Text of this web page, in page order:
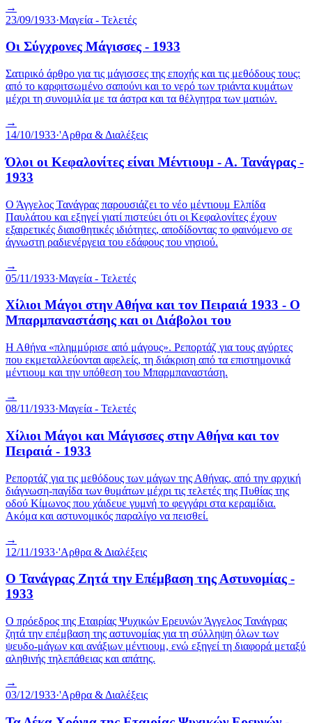
→
23/09/1933·Μαγεία - Τελετές
Οι Σύγχρονες Μάγισσες - 1933
Σατιρικό άρθρο για τις μάγισσες της εποχής και τις μεθόδους τους:
από το καρφιτσωμένο σαπούνι και το νερό των τριάντα κυμάτων
μέχρι τη συνομιλία με τα άστρα και τα θέλγητρα των ματιών.
→
14/10/1933·'Αρθρα & Διαλέξεις
Όλοι οι Κεφαλονίτες είναι Μέντιουμ - Α. Τανάγρας -
1933
Ο Άγγελος Τανάγρας παρουσιάζει το νέο μέντιουμ Ελπίδα
Παυλάτου και εξηγεί γιατί πιστεύει ότι οι Κεφαλονίτες έχουν
εξαιρετικές διαισθητικές ιδιότητες, αποδίδοντας το φαινόμενο σε
άγνωστη ραδιενέργεια του εδάφους του νησιού.
→
05/11/1933·Μαγεία - Τελετές
Χίλιοι Μάγοι στην Αθήνα και τον Πειραιά 1933 - Ο
Μπαρμπαναστάσης και οι Διάβολοι του
Η Αθήνα «πλημμύρισε από μάγους». Ρεπορτάζ για τους αγύρτες
που εκμεταλλεύονται αφελείς, τη διάκριση από τα επιστημονικά
μέντιουμ και την υπόθεση του Μπαρμπαναστάση.
→
08/11/1933·Μαγεία - Τελετές
Χίλιοι Μάγοι και Μάγισσες στην Αθήνα και τον
Πειραιά - 1933
Ρεπορτάζ για τις μεθόδους των μάγων της Αθήνας, από την αρχική
διάγνωση-παγίδα των θυμάτων μέχρι τις τελετές της Πυθίας της
οδού Κίμωνος που χάιδευε γυμνή το φεγγάρι στα κεραμίδια.
Ακόμα και αστυνομικός παραλίγο να πεισθεί.
→
12/11/1933·'Αρθρα & Διαλέξεις
Ο Τανάγρας Ζητά την Επέμβαση της Αστυνομίας -
1933
Ο πρόεδρος της Εταιρίας Ψυχικών Ερευνών Άγγελος Τανάγρας
ζητά την επέμβαση της αστυνομίας για τη σύλληψη όλων των
ψευδο-μάγων και ανάξιων μέντιουμ, ενώ εξηγεί τη διαφορά μεταξύ
αληθινής τηλεπάθειας και απάτης.
→
03/12/1933·'Αρθρα & Διαλέξεις